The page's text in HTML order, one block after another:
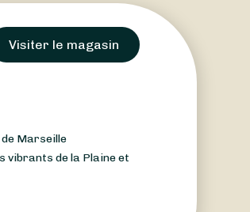
Visiter le magasin
Marseille
vibrants de la Plaine et